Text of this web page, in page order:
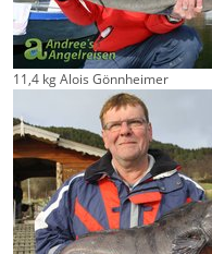
11,4 kg Alois Gönnheimer